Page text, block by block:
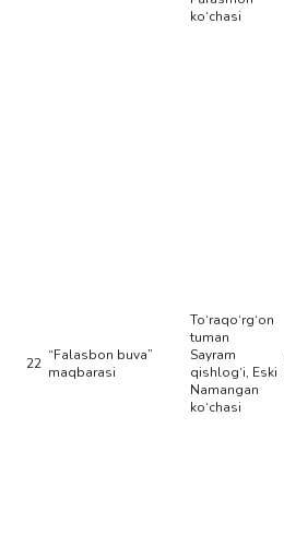
ko‘chasi
22 “Falasbon buva”
maqbarasi
To‘raqo‘rg‘on
tuman
Sayram
qishlog‘i, Eski
Namangan
ko‘chasi